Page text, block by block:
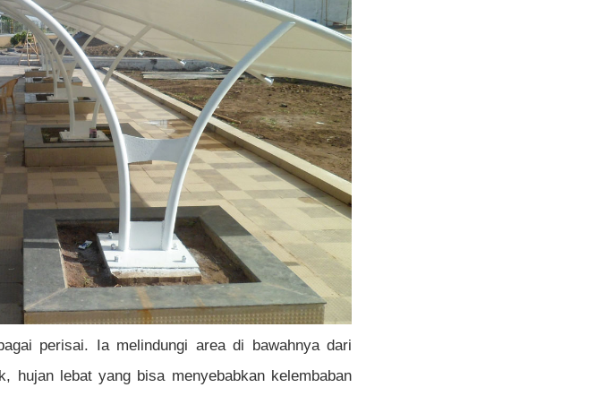
perisai. Ia melindungi area di bawahnya dari
hujan lebat yang bisa menyebabkan kelembaban